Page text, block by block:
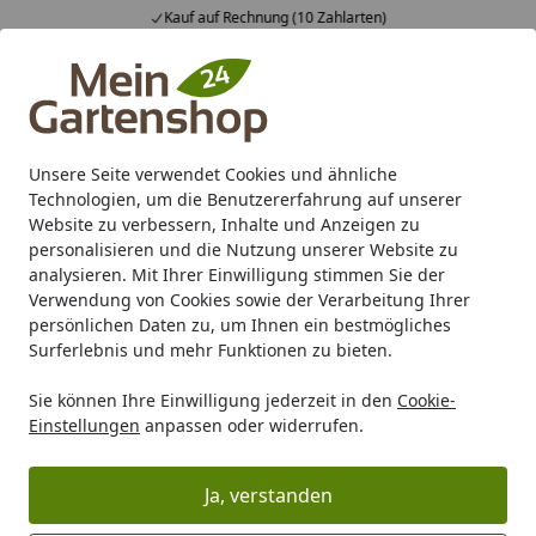
Unsere Seite verwendet Cookies und ähnliche
Technologien, um die Benutzererfahrung auf unserer
Website zu verbessern, Inhalte und Anzeigen zu
personalisieren und die Nutzung unserer Website zu
analysieren. Mit Ihrer Einwilligung stimmen Sie der
Verwendung von Cookies sowie der Verarbeitung Ihrer
persönlichen Daten zu, um Ihnen ein bestmögliches
Surferlebnis und mehr Funktionen zu bieten.
Sie können Ihre Einwilligung jederzeit in den Cookie-
Einstellungen anpassen oder widerrufen.
Ja, verstanden
Kauf auf Rechnung (10 Zahlarten)
Alle Produkte
Mein Konto
Suchen
Startseite
Mehrere Gutscheine einlösen?
Kann ich mehrere Gutscheine in
einer Bestellung verwenden?
Sie können problemlosmehrere erworbene
Geschenkgutscheine im Bestellprozess kombinieren
und
einlösen . Geben Sie für jeden Gutschein den
entsprechenden Gutschein-Code während des
automatisch verrechnet
Handelt es sich nicht um einen Geschenkgutschein,